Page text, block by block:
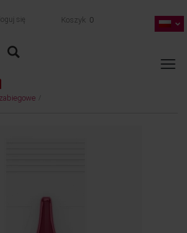
się Koszyk 0